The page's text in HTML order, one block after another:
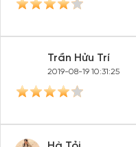
Trần Hửu Trí
2019-08-19 10:31:25